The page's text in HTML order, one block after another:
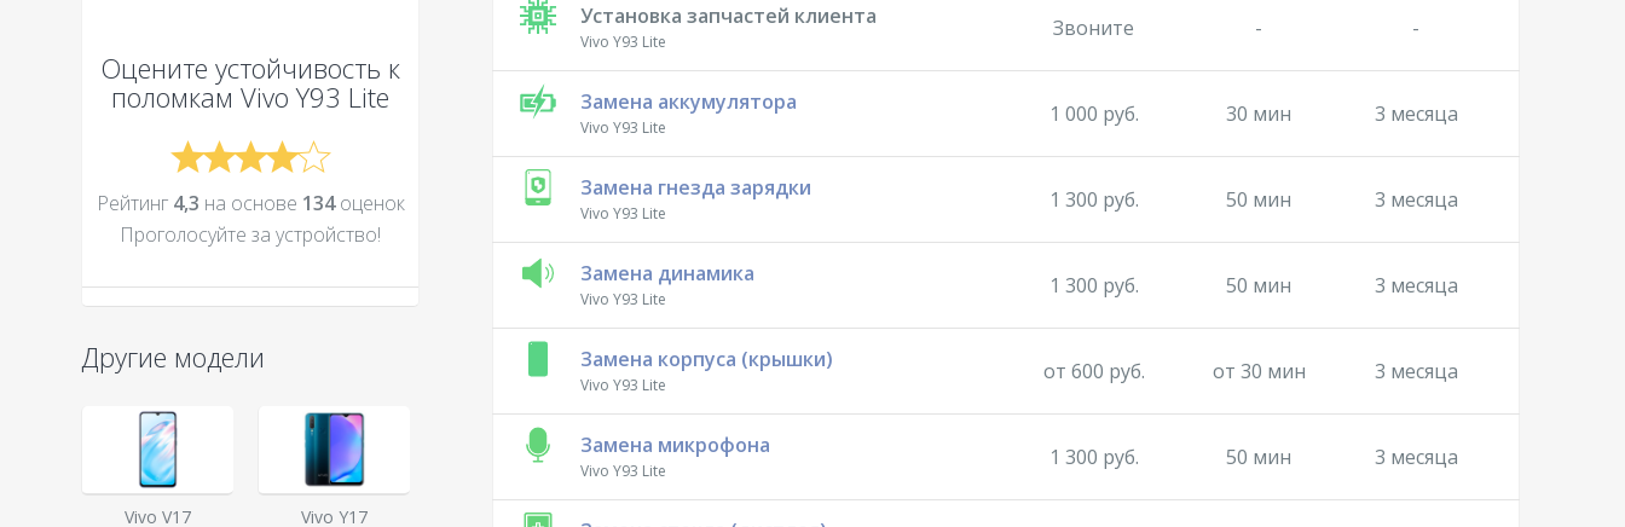
Оцените устойчивость к
поломкам Vivo Y93 Lite
Рейтинг 4,3 на основе 134оценок
Проголосуйте за устройcтво!
Другие модели
Vivo V17 Vivo Y17
Установка запчастей клиента
Vivo Y93 Lite
Звоните - -
Замена аккумулятора
Vivo Y93 Lite
1 000 руб. 30 мин 3 месяца
Замена гнезда зарядки
Vivo Y93 Lite
1 300 руб. 50 мин 3 месяца
Замена динамика
Vivo Y93 Lite
1 300 руб. 50 мин 3 месяца
Замена корпуса (крышки)
Vivo Y93 Lite
от 600 руб. от 30 мин 3 месяца
Замена микрофона
Vivo Y93 Lite
1 300 руб. 50 мин 3 месяца